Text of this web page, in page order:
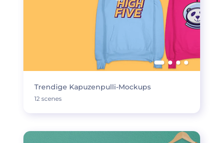
Trendige Kapuzenpulli-Mockups
12 scenes